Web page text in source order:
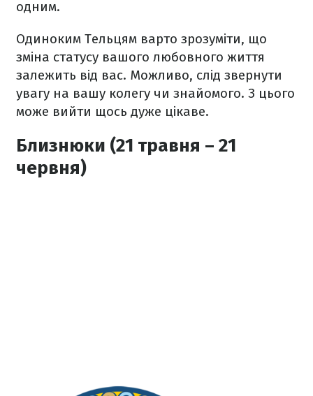
одним.
Одиноким Тельцям варто зрозуміти, що
зміна статусу вашого любовного життя
залежить від вас. Можливо, слід звернути
увагу на вашу колегу чи знайомого. З цього
може вийти щось дуже цікаве.
Близнюки (21 травня – 21
червня)